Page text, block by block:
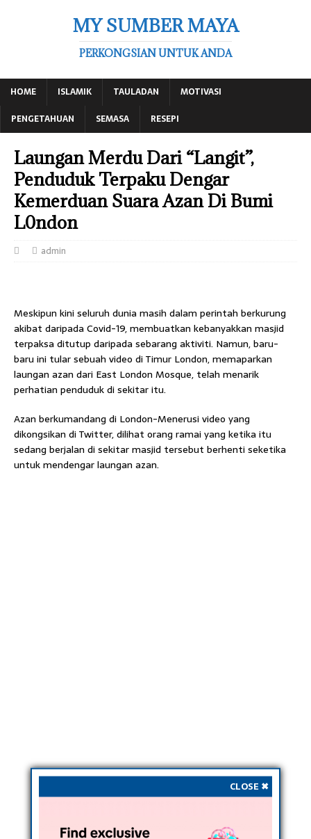
MY SUMBER MAYA
PERKONGSIAN UNTUK ANDA
HOME ISLAMIK TAULADAN
MOTIVASI
PENGETAHUAN
SEMASA RESEPI
Laungan Merdu Dari “Langit”,
Penduduk Terpaku Dengar
Kemerduan Suara Azan Di Bumi
L0ndon
admin
Meskipun kini seluruh dunia masih dalam perintah berkurung
akibat daripada Covid-19, membuatkan kebanyakkan masjid
terpaksa ditutup daripada sebarang aktiviti. Namun, baru-
baru ini tular sebuah video di Timur London, memaparkan
laungan azan dari East London Mosque, telah menarik
perhatian penduduk di sekitar itu.
Azan berkumandang di London-Menerusi video yang
dikongsikan di Twitter, dilihat orang ramai yang ketika itu
sedang berjalan di sekitar masjid tersebut berhenti seketika
untuk mendengar laungan azan.
CLOSE ✖